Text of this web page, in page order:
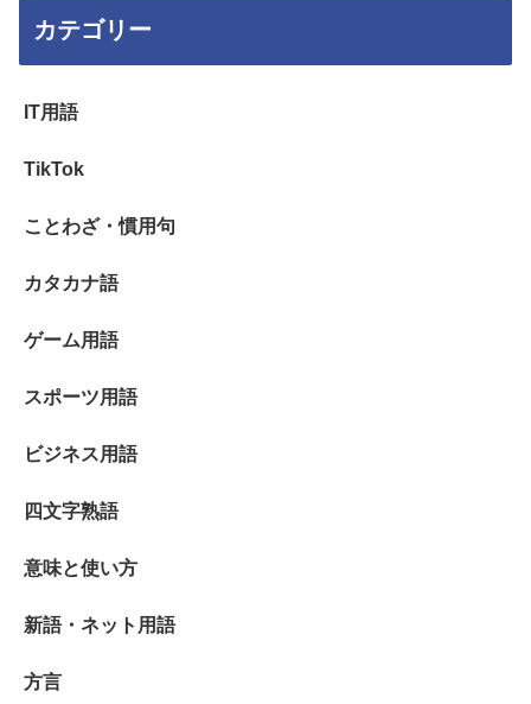
カテゴリー
IT用語
TikTok
ことわざ・慣用句
カタカナ語
ゲーム用語
スポーツ用語
ビジネス用語
四文字熟語
意味と使い方
新語・ネット用語
方言